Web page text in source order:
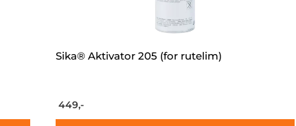
Sika® Aktivator 205 (for rutelim)
449,-